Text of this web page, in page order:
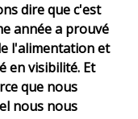
dire que c'est
année a prouvé
l'alimentation et
en visibilité. Et
que nous
nous nous